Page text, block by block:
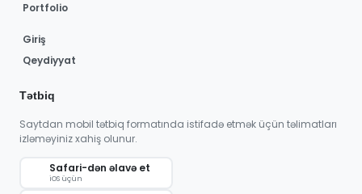
Portfolio
Giriş
Qeydiyyat
Tətbiq
Saytdan mobil tətbiq formatında istifadə etmək üçün təlimatları
izləməyiniz xahiş olunur.
Safari-dən əlavə et
iOS üçün